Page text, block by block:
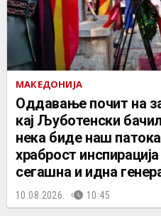
МАКЕДОНИЈА
Оддавање почит на
кај Љуботенски
нека биде наш
храброст
сегашна и идна
10.08.2026. 10:45